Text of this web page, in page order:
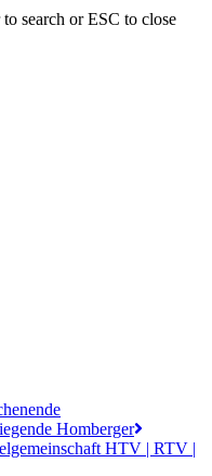
search or ESC to close
Homberger
HTV | RTV |